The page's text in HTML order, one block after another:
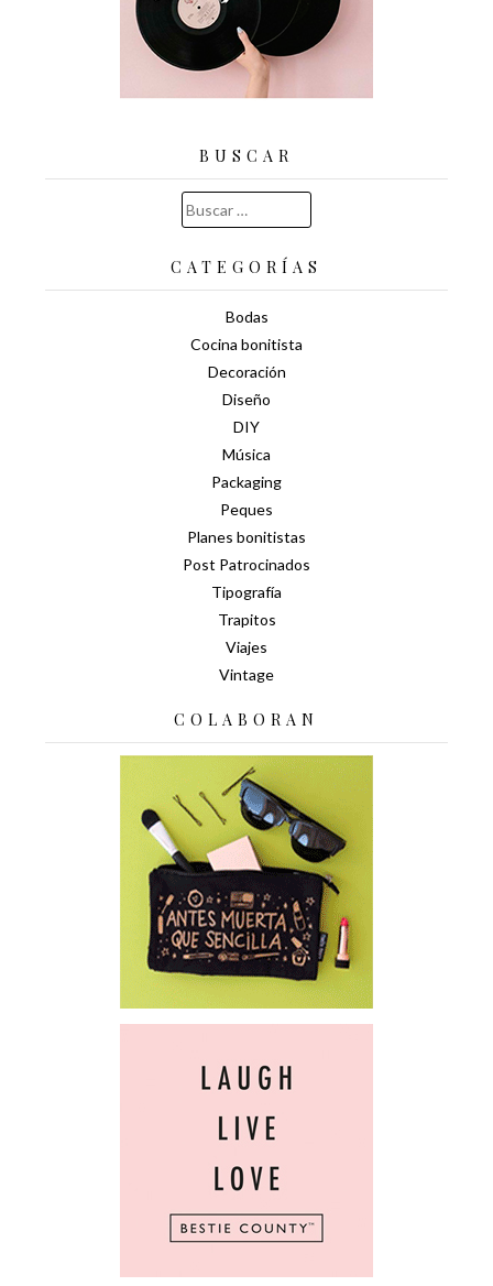
BUSCAR
Buscar:
CATEGORÍAS
Bodas
Cocina bonitista
Decoración
Diseño
DIY
Música
Packaging
Peques
Planes bonitistas
Post Patrocinados
Tipografía
Trapitos
Viajes
Vintage
COLABORAN